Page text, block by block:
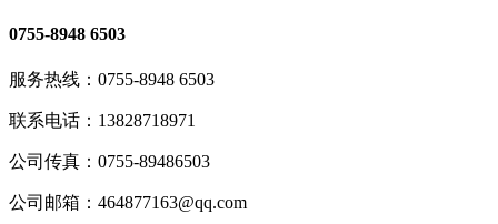
0755-8948 6503
服务热线： 0755-8948 6503
联系电话： 13828718971
公司传真： 0755-89486503
公司邮箱： 464877163@qq.com